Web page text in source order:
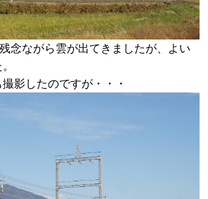
念ながら雲が出てきましたが、よい
影したのですが・・・